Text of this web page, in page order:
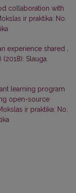
collaboration with
ir praktika: No.
experience shared ,
Slauga.
learning program
open-source
ir praktika: No.